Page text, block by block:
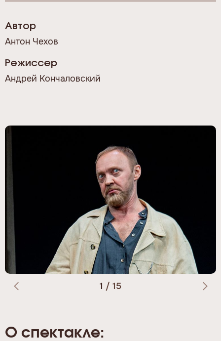
Автор
Антон Чехов
Режиссер
Андрей Кончаловский
1 / 15
О спектакле: